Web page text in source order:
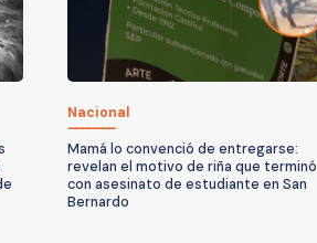
Nacional
Mamá lo convenció de entregarse:
revelan el motivo de riña que terminó
con asesinato de estudiante en San
Bernardo